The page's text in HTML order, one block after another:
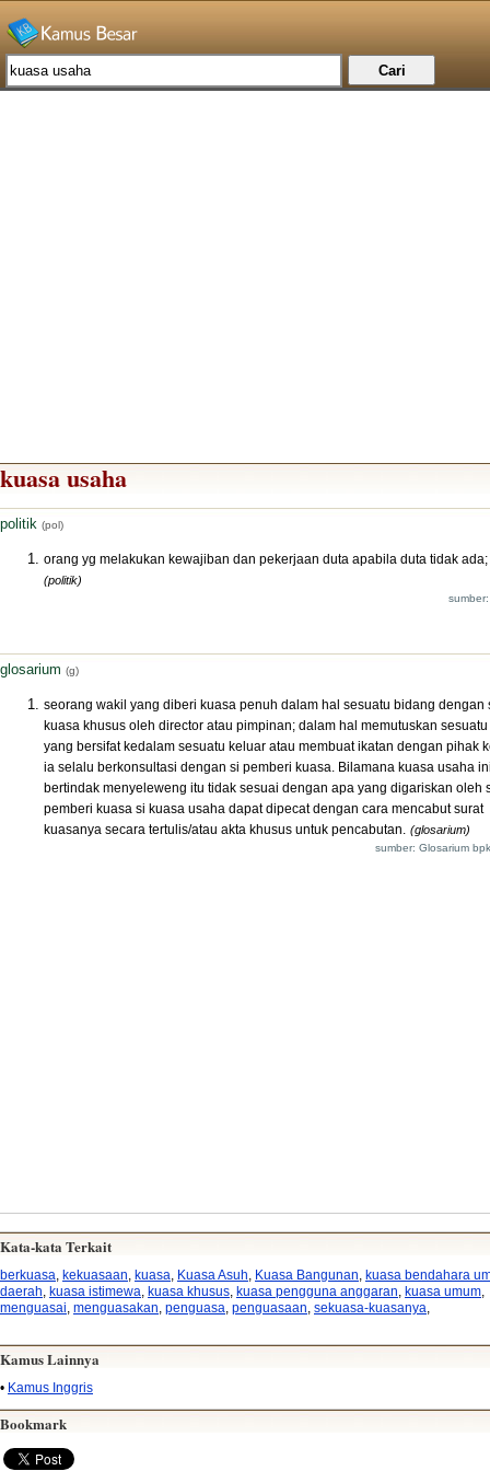
kuasa usaha
politik (pol)
orang yg melakukan kewajiban dan pekerjaan duta apabila duta tidak ada;
(politik)
glosarium (g)
seorang wakil yang diberi kuasa penuh dalam hal sesuatu bidang dengan
kuasa khusus oleh director atau pimpinan; dalam hal memutuskan sesuatu
yang bersifat kedalam sesuatu keluar atau membuat ikatan dengan pihak
ia selalu berkonsultasi dengan si pemberi kuasa. Bilamana kuasa usaha
bertindak menyeleweng itu tidak sesuai dengan apa yang digariskan oleh
pemberi kuasa si kuasa usaha dapat dipecat dengan cara mencabut surat
kuasanya secara tertulis/atau akta khusus untuk pencabutan. (glosarium)
sumber: Glosarium
Kata-kata Terkait
berkuasa kekuasaan kuasa Kuasa Asuh Kuasa Bangunan kuasa bendahara
daerah kuasa istimewa kuasa khusus kuasa pengguna anggaran kuasa umum
menguasai menguasakan penguasa penguasaan sekuasa-kuasanya
Kamus Lainnya
• Kamus Inggris
Bookmark